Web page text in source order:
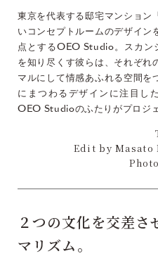
東京を代表する邸宅マンション
いコンセプトルームのデザイン
点とするOEO Studio。スカン
を知り尽くす彼らは、それぞれ
マルにして情感あふれる空間を
にまつわるデザインに注目し
OEO Studioのふたりがプロジ
Edit by Masato
２つの文化を交差さ
マリズム。